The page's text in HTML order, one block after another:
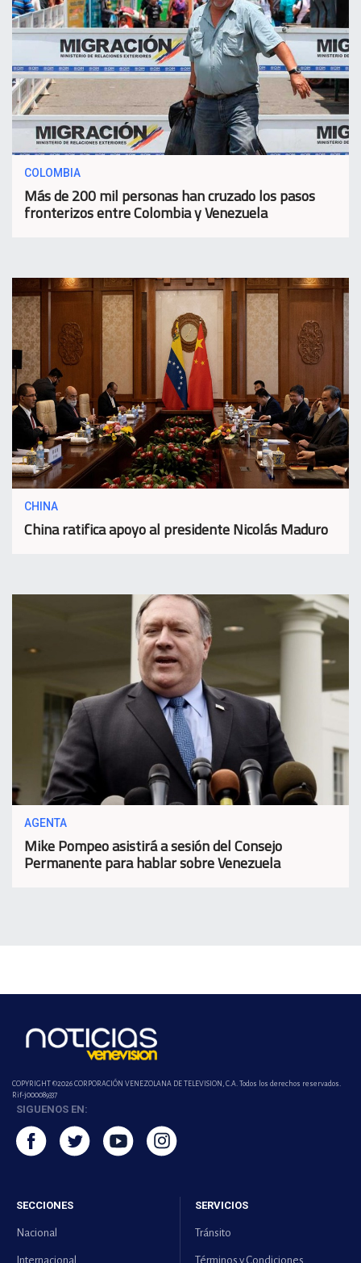
COLOMBIA
Más de 200 mil personas han cruzado los pasos
fronterizos entre Colombia y Venezuela
CHINA
China ratifica apoyo al presidente Nicolás Maduro
AGENTA
Mike Pompeo asistirá a sesión del Consejo
Permanente para hablar sobre Venezuela
COPYRIGHT ©2026 CORPORACIÓN VENEZOLANA DE TELEVISION, C.A. Todos los derechos reservados.
Rif-j000089337
SIGUENOS EN:
SECCIONES
Nacional
Internacional
SERVICIOS
Tránsito
Términos y Condiciones